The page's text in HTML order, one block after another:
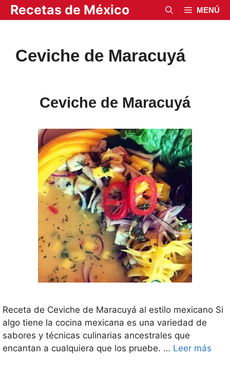
Saltar
al
Recetas de México MENÚ
Ceviche de Maracuyá
Ceviche de Maracuyá
Receta de Ceviche de Maracuyá al estilo mexicano Si
algo tiene la cocina mexicana es una variedad de
sabores y técnicas culinarias ancestrales que
encantan a cualquiera que los pruebe. … Leer más